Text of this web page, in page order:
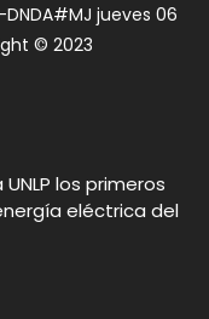
DNDA#MJ jueves 06
© 2023
los primeros
eléctrica del